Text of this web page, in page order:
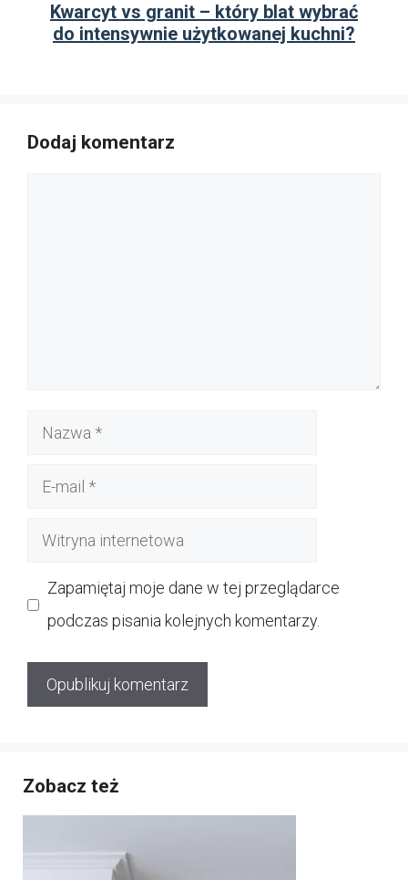
Kwarcyt vs granit – który blat wybrać
do intensywnie użytkowanej kuchni?
Dodaj komentarz
Nazwa
Witryna
Zapamiętaj moje dane w tej przeglądarce
podczas pisania kolejnych komentarzy.
Zobacz też